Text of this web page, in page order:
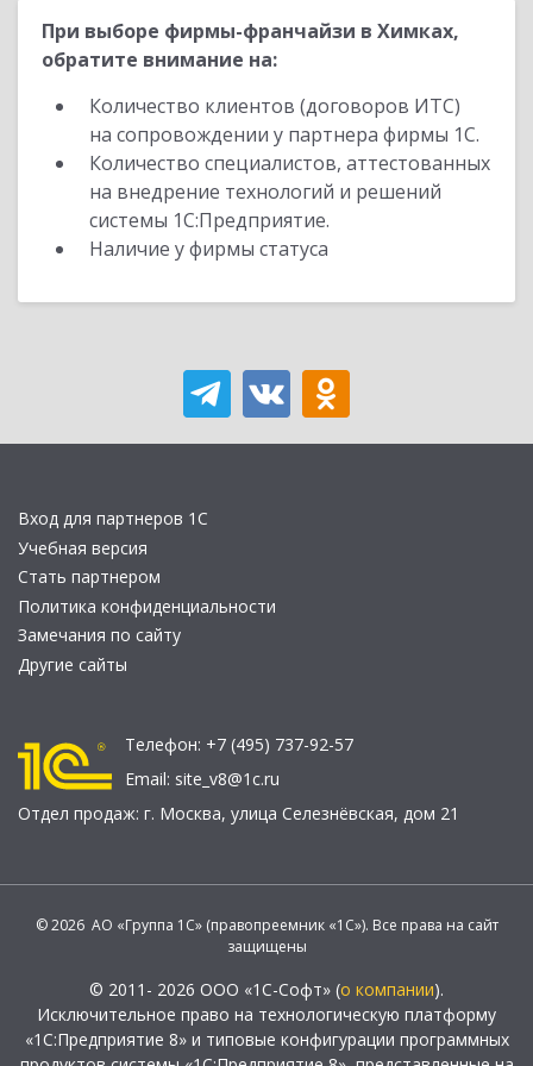
При выборе фирмы-франчайзи в Химках,
обратите внимание на:
Количество клиентов (договоров ИТС)
на сопровождении у партнера фирмы 1С.
Количество специалистов, аттестованных
на внедрение технологий и решений
системы 1С:Предприятие.
Наличие у фирмы статуса
Вход для партнеров 1С
Учебная версия
Стать партнером
Политика конфиденциальности
Замечания по сайту
Другие сайты
Телефон: +7 (495) 737-92-57
Email: site_v8@1c.ru
Отдел продаж: г. Москва, улица Селезнёвская, дом 21
© 2026 АО «Группа 1С» (правопреемник «1С»). Все права на сайт
защищены
© 2011- 2026 ООО «1С-Софт» (о компании).
Исключительное право на технологическую платформу
«1С:Предприятие 8» и типовые конфигурации программных